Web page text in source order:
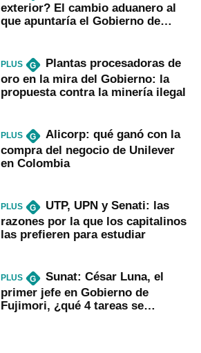
exterior? El cambio aduanero al
que apuntaría el Gobierno de
PLUS G
Plantas procesadoras de
oro en la mira del Gobierno: la
propuesta contra la minería ilegal
PLUS G
Alicorp: qué ganó con la
compra del negocio de Unilever
en Colombia
PLUS G
UTP, UPN y Senati: las
razones por la que los capitalinos
las prefieren para estudiar
PLUS G
Sunat: César Luna, el
primer jefe en Gobierno de
Fujimori, ¿qué 4 tareas se